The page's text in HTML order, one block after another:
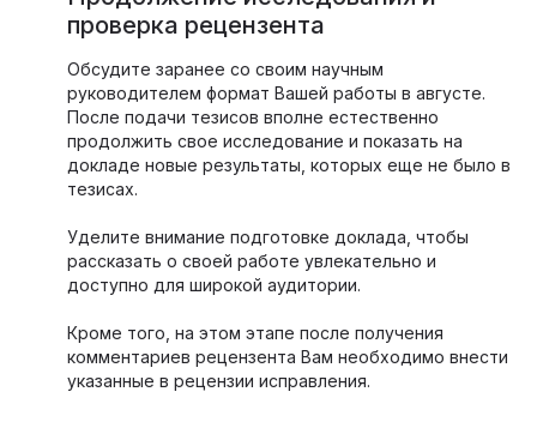
проверка рецензента
Обсудите заранее со своим научным
руководителем формат Вашей работы в августе.
После подачи тезисов вполне естественно
продолжить свое исследование и показать на
докладе новые результаты, которых еще не было в
тезисах.
Уделите внимание подготовке доклада, чтобы
рассказать о своей работе увлекательно и
доступно для широкой аудитории.
Кроме того, на этом этапе после получения
комментариев рецензента Вам необходимо внести
указанные в рецензии исправления.